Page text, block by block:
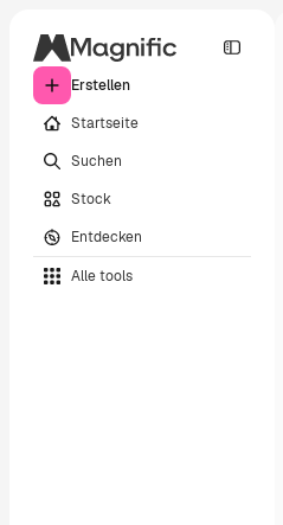
Erstellen
Startseite
Suchen
Stock
Entdecken
Alle tools